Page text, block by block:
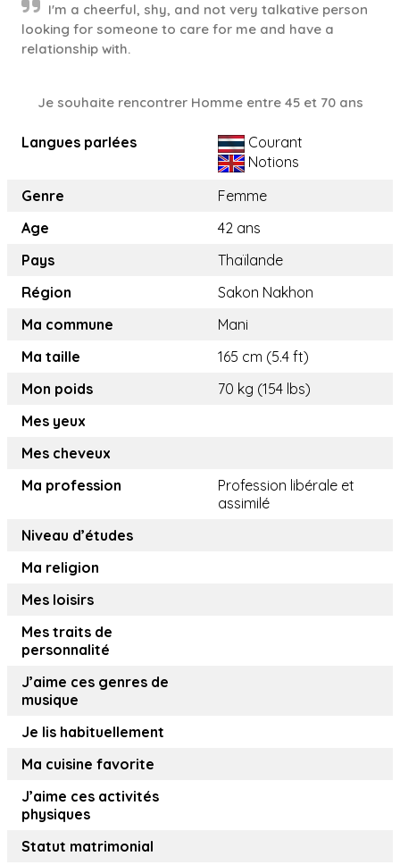
I'm a cheerful, shy, and not very talkative person
looking for someone to care for me and have a
relationship with.
Je souhaite rencontrer Homme entre 45 et 70 ans
Langues parlées
Courant
Notions
Genre
Femme
Age
42 ans
Pays
Thaïlande
Région
Sakon Nakhon
Ma commune
Mani
Ma taille
165 cm (5.4 ft)
Mon poids
70 kg (154 lbs)
Mes yeux
Mes cheveux
Ma profession
Profession libérale et
assimilé
Niveau d’études
Ma religion
Mes loisirs
Mes traits de
personnalité
J’aime ces genres de
musique
Je lis habituellement
Ma cuisine favorite
J’aime ces activités
physiques
Statut matrimonial